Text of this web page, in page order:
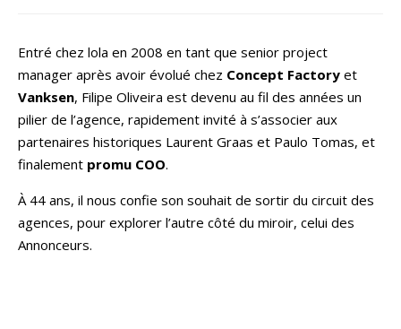
Entré chez lola en 2008 en tant que senior project
manager après avoir évolué chez Concept Factory et
Vanksen, Filipe Oliveira est devenu au fil des années un
pilier de l’agence, rapidement invité à s’associer aux
partenaires historiques Laurent Graas et Paulo Tomas, et
finalement promu COO.
À 44 ans, il nous confie son souhait de sortir du circuit des
agences, pour explorer l’autre côté du miroir, celui des
Annonceurs.